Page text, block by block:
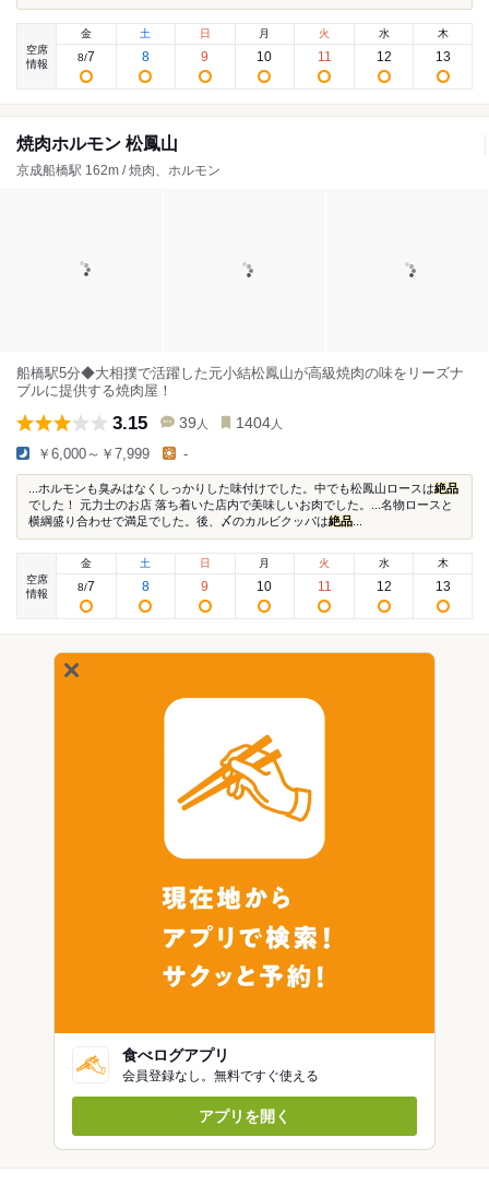
空席
情報
金
8/7
土
8
日
9
月
10
火
11
水
12
木
13
焼肉ホルモン 松鳳山
京成船橋駅 162m / 焼肉、ホルモン
船橋駅5分◆大相撲で活躍した元小結松鳳山が高級焼肉の味をリーズナ
ブルに提供する焼肉屋！
3.15 39 人 1404 人
￥6,000～￥7,999 -
...ホルモンも臭みはなくしっかりした味付けでした。中でも松鳳山ロースは絶品
でした！ 元力士のお店 落ち着いた店内で美味しいお肉でした。...名物ロースと
横綱盛り合わせで満足でした。後、〆のカルビクッパは絶品
空席
情報
金
8/7
土
8
日
9
月
10
火
11
水
12
木
13
食べログアプリ
会員登録なし。無料ですぐ使える
アプリを開く